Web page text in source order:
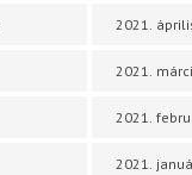
2021.
2021.
2021.
2021.